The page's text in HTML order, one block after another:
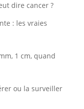
dire cancer ?
: les vraies
1 cm, quand
ou la surveiller